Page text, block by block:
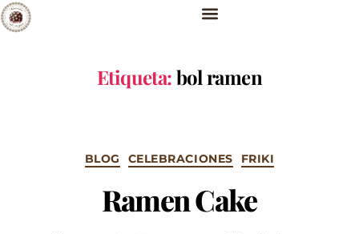
Etiqueta:bol ramen
BLOG CELEBRACIONES FRIKI
Ramen Cake